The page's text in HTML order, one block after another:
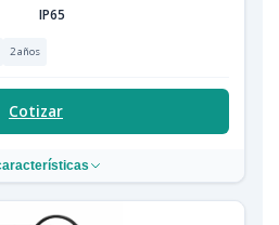
IP65
2 años
Cotizar